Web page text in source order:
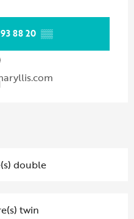
88 20 ▒▒
double
twin